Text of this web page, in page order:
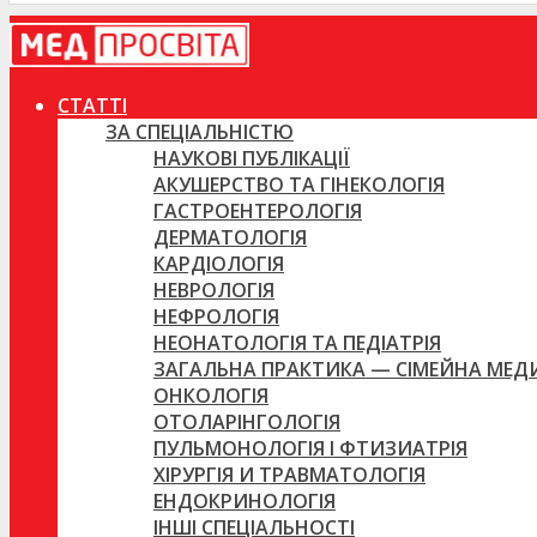
СТАТТІ
ЗА СПЕЦІАЛЬНІСТЮ
НАУКОВІ ПУБЛІКАЦІЇ
АКУШЕРСТВО ТА ГІНЕКОЛОГІЯ
ГАСТРОЕНТЕРОЛОГІЯ
ДЕРМАТОЛОГІЯ
КАРДІОЛОГІЯ
НЕВРОЛОГІЯ
НЕФРОЛОГІЯ
НЕОНАТОЛОГІЯ ТА ПЕДІАТРІЯ
ЗАГАЛЬНА ПРАКТИКА — СІМЕЙНА
ОНКОЛОГІЯ
ОТОЛАРІНГОЛОГІЯ
ПУЛЬМОНОЛОГІЯ І ФТИЗИАТРІЯ
ХІРУРГІЯ И ТРАВМАТОЛОГІЯ
ЕНДОКРИНОЛОГІЯ
ІНШІ СПЕЦІАЛЬНОСТІ